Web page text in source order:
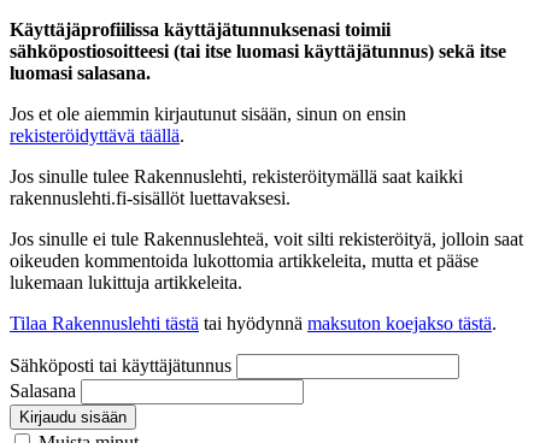
Käyttäjäprofiilissa käyttäjätunnuksenasi toimii
sähköpostiosoitteesi (tai itse luomasi käyttäjätunnus) sekä itse
luomasi salasana.
Jos et ole aiemmin kirjautunut sisään, sinun on ensin
rekisteröidyttävä täällä.
Jos sinulle tulee Rakennuslehti, rekisteröitymällä saat kaikki
rakennuslehti.fi-sisällöt luettavaksesi.
Jos sinulle ei tule Rakennuslehteä, voit silti rekisteröityä, jolloin saat
oikeuden kommentoida lukottomia artikkeleita, mutta et pääse
lukemaan lukittuja artikkeleita.
Tilaa Rakennuslehti tästä tai hyödynnä maksuton koejakso tästä.
Sähköposti tai käyttäjätunnus
Salasana
Kirjaudu sisään